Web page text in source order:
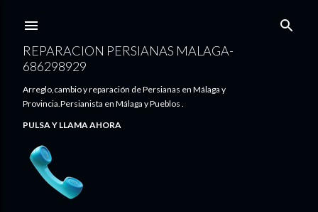
REPARACION PERSIANAS MALAGA-
686298929
Arreglo,cambio y reparación de Persianas en Málaga y
Provincia.Persianista en Málaga y Pueblos .
PULSA Y LLAMA AHORA